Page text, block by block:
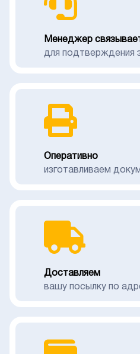
Менеджер
для подтверждения
Оперативно
изготавливаем
Доставляем
вашу посылку по